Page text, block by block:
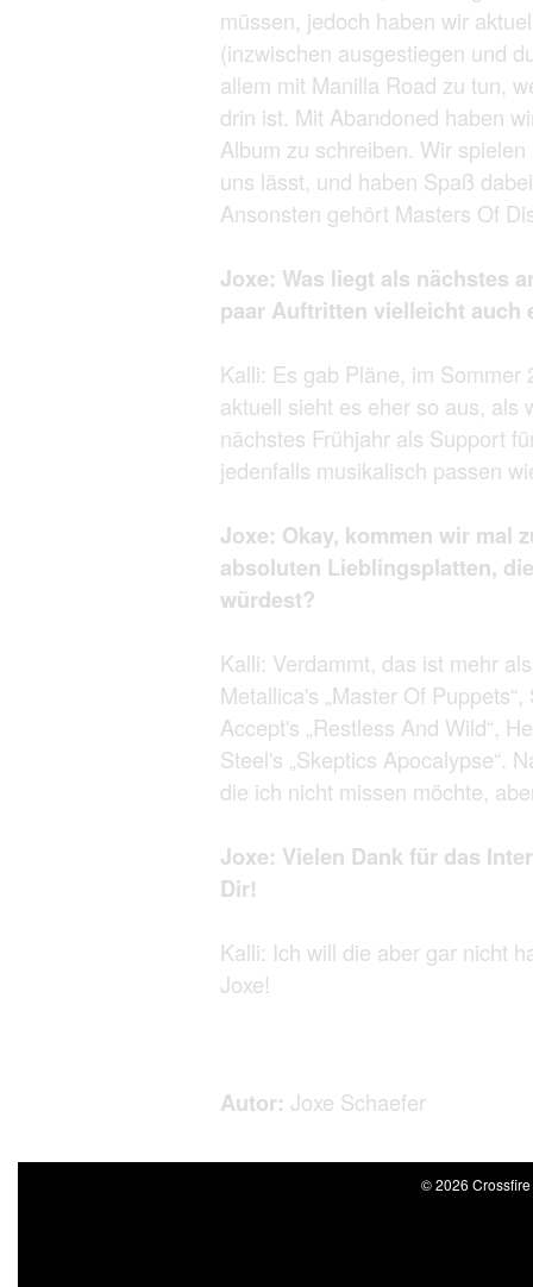
müssen, jedoch haben wir
(inzwischen ausgestiegen und
allem mit Manilla Road zu tun,
drin ist. Mit Abandoned haben
Album zu schreiben. Wir
uns lässt, und haben Spaß
Ansonsten gehört Masters Of
Joxe: Was liegt als nächstes
paar Auftritten vielleicht auch
Kalli: Es gab Pläne, im
aktuell sieht es eher so aus, als
nächstes Frühjahr als Support
jedenfalls musikalisch passen
Joxe: Okay, kommen wir mal
absoluten Lieblingsplatten,
würdest?
Kalli: Verdammt, das ist mehr
Metallica's „Master Of
Accept's „Restless And Wild“,
Steel's „Skeptics Apocalypse“.
die ich nicht missen möchte,
Joxe: Vielen Dank für das
Dir!
Kalli: Ich will die aber gar nicht
Joxe!
Autor: Joxe Schaefer
© 2026